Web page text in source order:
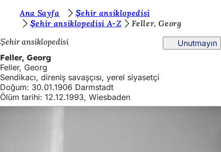
İçeriğe atla
r
a
d
a
s
Ana Sayfa
Şehir ansiklopedisi
Şehir ansiklopedisi A-Z
Feller, Georg
Şehir ansiklopedisi
Unutmayın
Feller, Georg
Feller, Georg
Sendikacı, direniş savaşçısı, yerel siyasetçi
Doğum: 30.01.1906 Darmstadt
Ölüm tarihi: 12.12.1993, Wiesbaden